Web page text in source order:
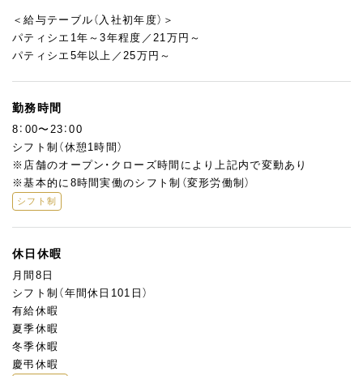
＜給与テーブル（入社初年度）＞
パティシエ1年～3年程度／21万円～
パティシエ5年以上／25万円～
勤務時間
8：00〜23：00
シフト制（休憩1時間）
※店舗のオープン・クローズ時間により上記内で変動あり
※基本的に8時間実働のシフト制（変形労働制）
シフト制
休日休暇
月間8日
シフト制（年間休日101日）
有給休暇
夏季休暇
冬季休暇
慶弔休暇